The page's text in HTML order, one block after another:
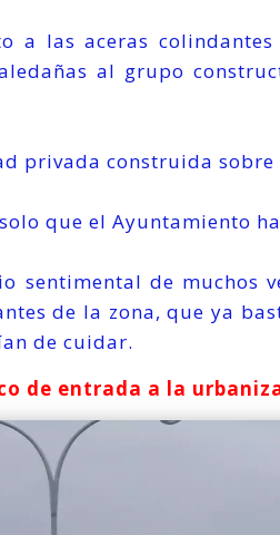
a las aceras
al grupo
privada construida sobre
que el Ayuntamiento
sentimental de muchos
de la zona, que ya
de cuidar.
de entrada a la